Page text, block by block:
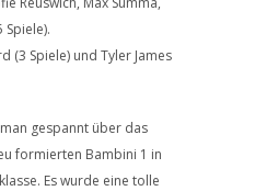
Spiele).
(3 Spiele) und Tyler James
gespannt über das
formierten Bambini 1 in
Es wurde eine tolle